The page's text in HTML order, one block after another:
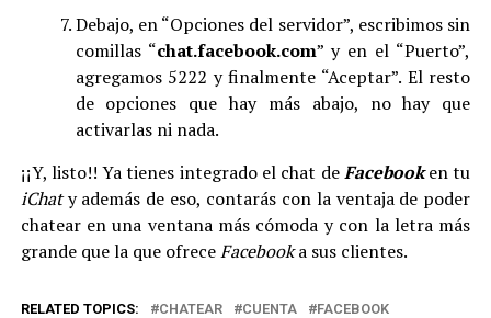
Debajo, en “Opciones del servidor”, escribimos sin
comillas “chat.facebook.com” y en el “Puerto”,
agregamos 5222 y finalmente “Aceptar”. El resto
de opciones que hay más abajo, no hay que
activarlas ni nada.
¡¡Y, listo!! Ya tienes integrado el chat deFacebook en tu
iChaty además de eso, contarás con la ventaja de poder
chatear en una ventana más cómoda y con la letra más
grande que la que ofreceFacebooka sus clientes.
RELATED TOPICS: CHATEAR CUENTA FACEBOOK